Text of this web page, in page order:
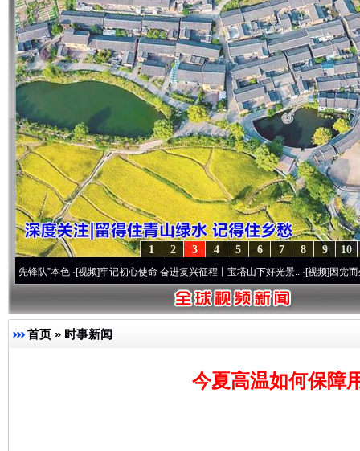
10
9
8
7
6
5
4
3
2
1
本色·[视频]牢记初心使命 奋进复兴征程丨宝塔山下好光景..·[视频]因党而生 为党而
首页 » 时事新闻
今夏高温如何保障